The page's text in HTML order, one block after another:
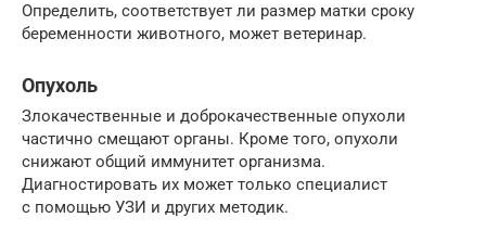
Определить, соответствует ли размер матки сроку
беременности животного, может ветеринар.
Опухоль
Злокачественные и доброкачественные опухоли
частично смещают органы. Кроме того, опухоли
снижают общий иммунитет организма.
Диагностировать их может только специалист
с помощью УЗИ и других методик.